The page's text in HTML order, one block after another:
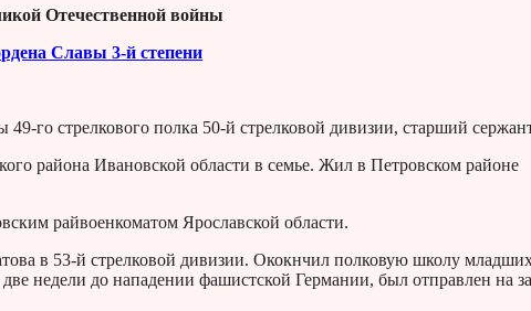
Отечественной войны
Славы 3-й степени
го стрелкового полка 50-й стрелковой дивизии, старший
района Ивановской области в семье. Жил в Петровском районе
райвоенкоматом Ярославской области.
в 53-й стрелковой дивизии. Ококнчил полковую школу
недели до нападении фашистской Германии, был отправлен на